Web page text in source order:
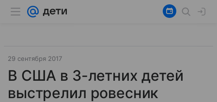
29 сентября 2017
В США в 3-летних детей
выстрелил ровесник